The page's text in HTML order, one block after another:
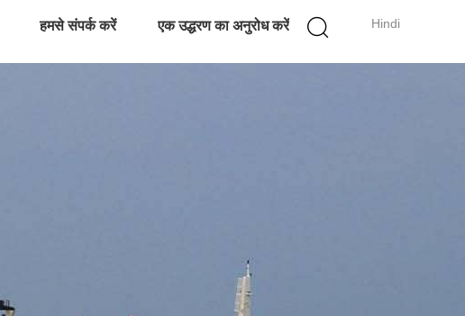
Hindi
हमसे संपर्क करें एक उद्धरण का अनुरोध करें